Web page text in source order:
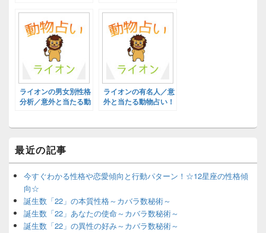
ライオンの男女別性格
分析／意外と当たる動
ライオンの有名人／意
外と当たる動物占い！
最近の記事
今すぐわかる性格や恋愛傾向と行動パターン！☆12星座の性格傾
向☆
誕生数「22」の本質性格～カバラ数秘術～
誕生数「22」あなたの使命～カバラ数秘術～
誕生数「22」の異性の好み～カバラ数秘術～